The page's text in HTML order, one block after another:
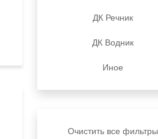
ДК Речник
ДК Водник
Иное
Очистить все фильтры